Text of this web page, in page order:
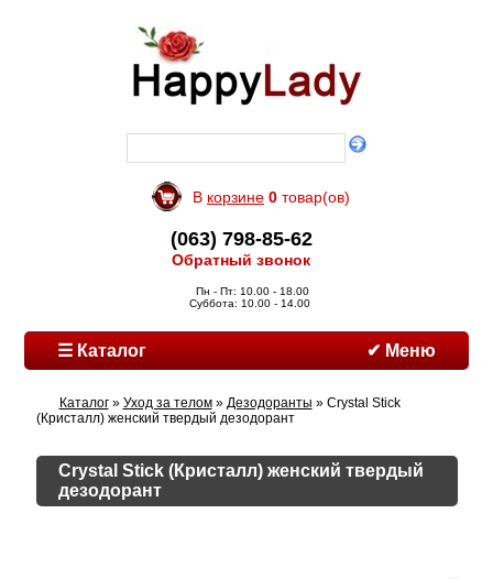
В корзине 0 товар(ов)
(063) 798-85-62
Обратный звонок
Пн - Пт: 10.00 - 18.00
Суббота: 10.00 - 14.00
☰ Каталог ✔ Меню
Каталог» Уход за телом» Дезодоранты » Crystal Stick
(Кристалл) женский твердый дезодорант
Crystal Stick (Кристалл) женский твердый
дезодорант